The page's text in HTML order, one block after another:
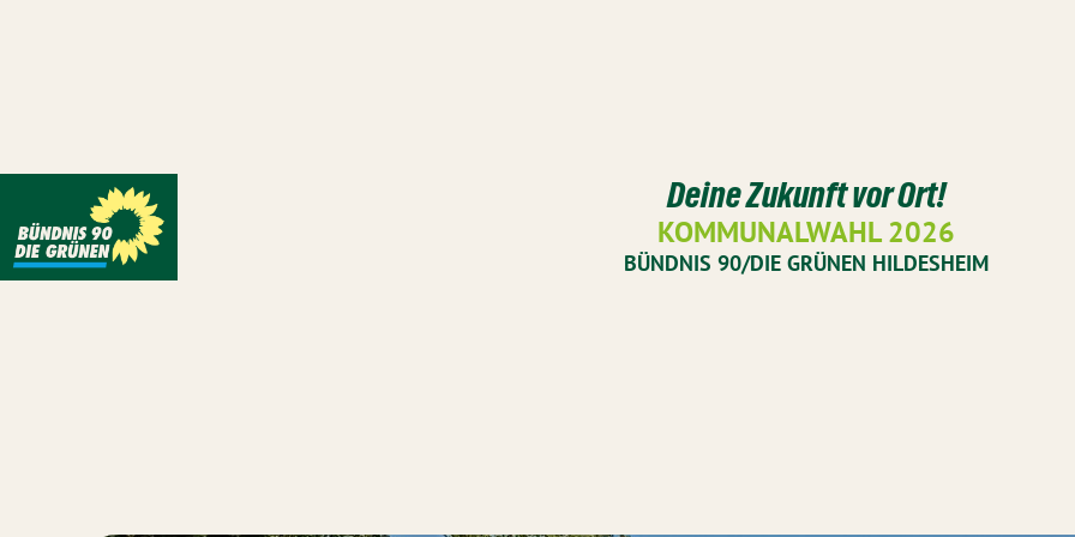
Deine Zukunft vor Ort!
KOMMUNALWAHL 2026
BÜNDNIS 90/DIE GRÜNEN HILDESHEIM